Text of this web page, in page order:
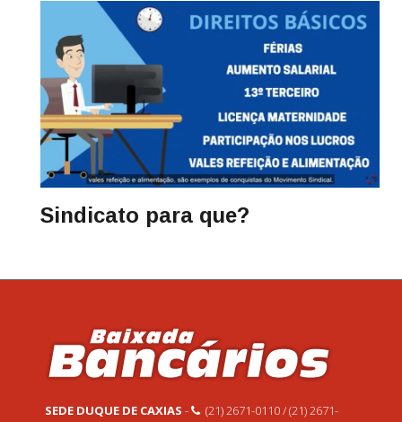
Sindicato para que?
SEDE DUQUE DE CAXIAS - (21) 2671-0110 / (21) 2671-